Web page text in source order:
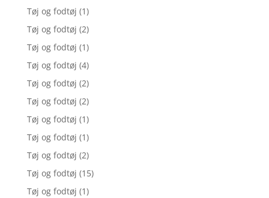
Tøj og fodtøj (1)
Tøj og fodtøj (2)
Tøj og fodtøj (1)
Tøj og fodtøj (4)
Tøj og fodtøj (2)
Tøj og fodtøj (2)
Tøj og fodtøj (1)
Tøj og fodtøj (1)
Tøj og fodtøj (2)
Tøj og fodtøj (15)
Tøj og fodtøj (1)